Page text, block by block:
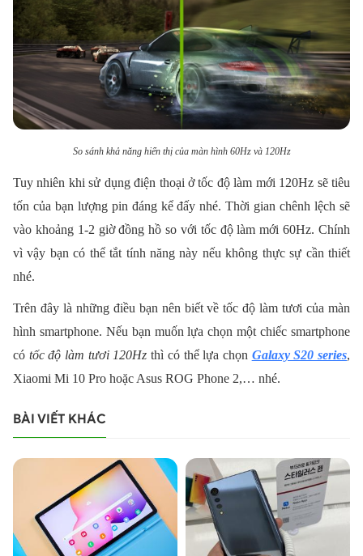
So sánh khả năng hiển thị của màn hình 60Hz và 120Hz
Tuy nhiên khi sử dụng điện thoại ở tốc độ làm mới 120Hz sẽ tiêu
tốn của bạn lượng pin đáng kểđấy nhé. Thời gian chênh lệch sẽ
vào khoảng 1-2 giờ đồng hồ so với tốc độ làm mới 60Hz. Chính
vì vậy bạn có thể tắt tính năng này nếu không thực sự cần thiết
nhé.
Trên đây là những điều bạn nên biết về tốc độ làm tươi của màn
hình smartphone. Nếu bạn muốn lựa chọn một chiếc smartphone
có tốc độ làm tươi 120Hzthì có thể lựa chọn Galaxy S20 series,
Xiaomi Mi 10 Pro hoặc Asus ROG Phone 2,… nhé.
BÀI VIẾT KHÁC